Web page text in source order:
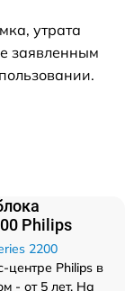
утрата
заявленным
Philips
2200
центре Philips в
- от 5 лет. На